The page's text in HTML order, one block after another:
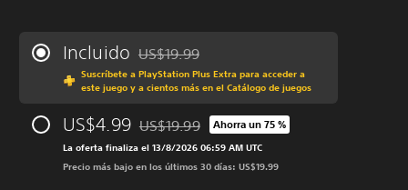
Incluido Rebajado del precio original de US$19.99
US$19.99
Suscríbete a PlayStation Plus Extra para acceder a
este juego y a cientos más en el Catálogo de juegos
US$4.99 Rebajado del precio original de US$19.99
US$19.99 Ahorra un 75 %
La oferta finaliza el 13/8/2026 06:59 AM UTC
Precio más bajo en los últimos 30 días: US$19.99